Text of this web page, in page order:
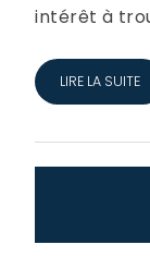
intérêt à
LIRE LA SUITE